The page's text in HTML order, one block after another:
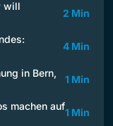
will
2 Min
4 Min
in Bern,
1 Min
machen auf
1 Min